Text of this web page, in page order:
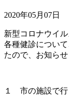
2020年05月07日
新型コロナウイ
各種健診につい
たので、お知らせ
１ 市の施設で行